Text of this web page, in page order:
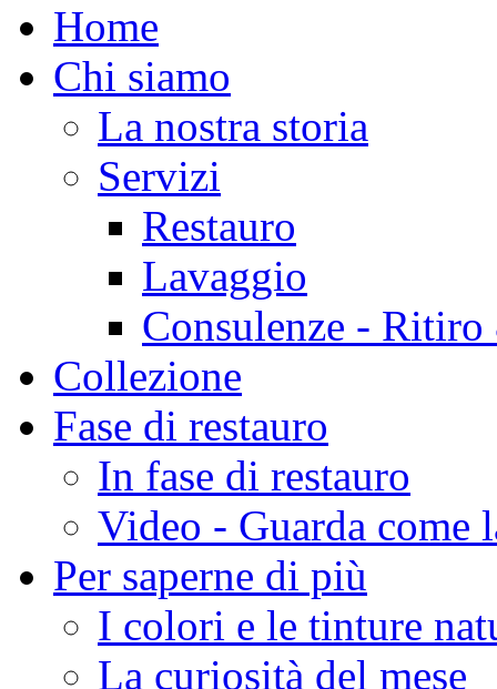
Home
Chi siamo
La nostra storia
Servizi
Restauro
Lavaggio
Consulenze - Ritiro
Collezione
Fase di restauro
In fase di restauro
Video - Guarda come
Per saperne di più
I colori e le tinture
La curiosità del mese